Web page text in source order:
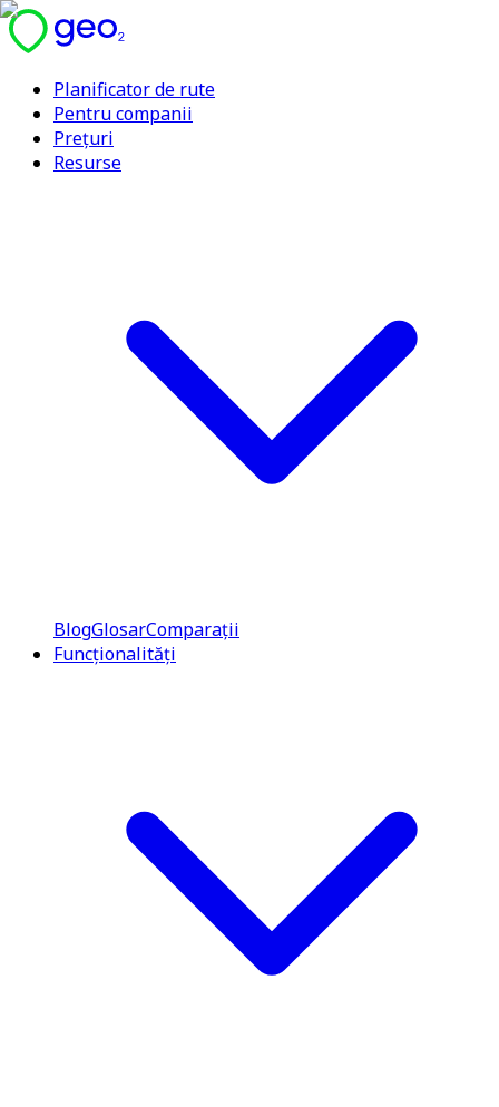
Planificator de rute
Pentru companii
Prețuri
Resurse
BlogGlosarComparații
Funcționalități